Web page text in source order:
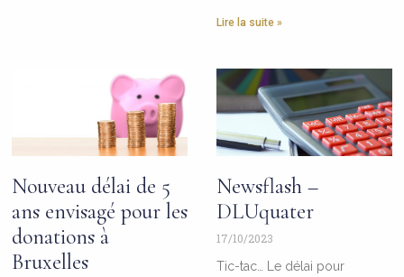
Lire la suite »
Nouveau délai de 5
ans envisagé pour les
donations à
Bruxelles
Newsflash –
DLUquater
17/10/2023
Tic-tac… Le délai pour